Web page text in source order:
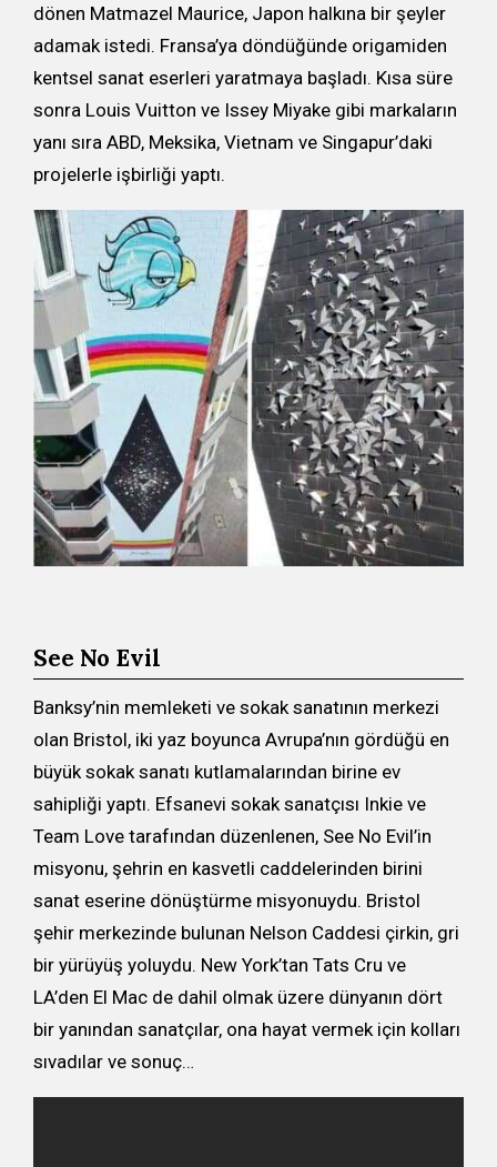
dönen Matmazel Maurice, Japon halkına bir şeyler
adamak istedi. Fransa’ya döndüğünde origamiden
kentsel sanat eserleri yaratmaya başladı. Kısa süre
sonra Louis Vuitton ve Issey Miyake gibi markaların
yanı sıra ABD, Meksika, Vietnam ve Singapur’daki
projelerle işbirliği yaptı.
See No Evil
Banksy’nin memleketi ve sokak sanatının merkezi
olan Bristol, iki yaz boyunca Avrupa’nın gördüğü en
büyük sokak sanatı kutlamalarından birine ev
sahipliği yaptı. Efsanevi sokak sanatçısı Inkie ve
Team Love tarafından düzenlenen, See No Evil’in
misyonu, şehrin en kasvetli caddelerinden birini
sanat eserine dönüştürme misyonuydu. Bristol
şehir merkezinde bulunan Nelson Caddesi çirkin, gri
bir yürüyüş yoluydu. New York’tan Tats Cru ve
LA’den El Mac de dahil olmak üzere dünyanın dört
bir yanından sanatçılar, ona hayat vermek için kolları
sıvadılar ve sonuç…